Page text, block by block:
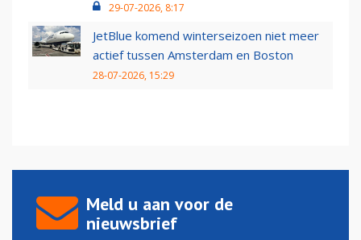
29-07-2026, 8:17
JetBlue komend winterseizoen niet meer
actief tussen Amsterdam en Boston
28-07-2026, 15:29
Meld u aan voor de
nieuwsbrief